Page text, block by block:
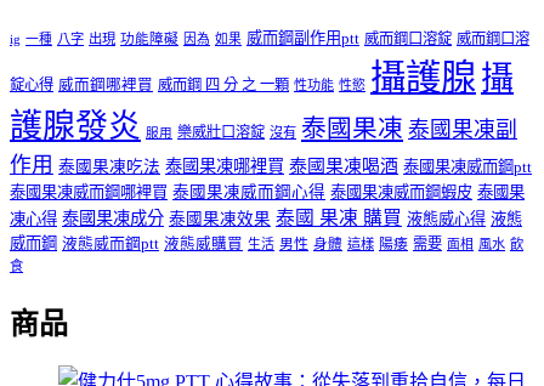
ig 一種 八字 出現 功能障礙 因為 如果 威而鋼副作用ptt 威而鋼口溶錠 威而鋼口溶
錠心得 威而鋼哪裡買 威而鋼 四 分 之 一顆 性功能 性慾 攝護腺 攝
護腺發炎
服用 樂威壯口溶錠 沒有 泰國果凍 泰國果凍副
作用 泰國果凍吃法 泰國果凍哪裡買 泰國果凍喝酒 泰國果凍威而鋼ptt
泰國果凍威而鋼哪裡買 泰國果凍威而鋼心得 泰國果凍威而鋼蝦皮 泰國果
凍心得 泰國果凍成分 泰國果凍效果 泰國 果凍 購買 液態威心得 液態
威而鋼 液態威而鋼ptt 液態威購買 生活 男性 身體 這樣 陽痿 需要 面相 風水 飲
食
商品